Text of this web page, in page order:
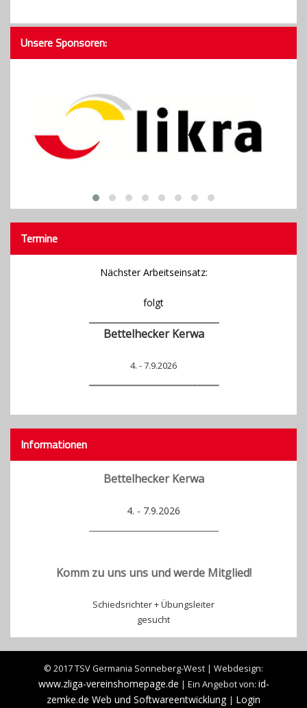
Unsere Sponsoren:
Termine
Nächster Arbeitseinsatz:
folgt
Bettelhecker Kerwa
4. - 7.9.2026
Informationen
Bettelhecker Kerwa
4. - 7.9.2026
Komm zu uns uns und werde Mitglied!
Schiedsrichter + Übungsleiter
gesucht
© 2017 TSV Germania Sonneberg-West | Webdesign:
www.zliga-vereinshomepage.de | Ein Angebot von: id-
zemke.de Web und Softwareentwicklung | Login